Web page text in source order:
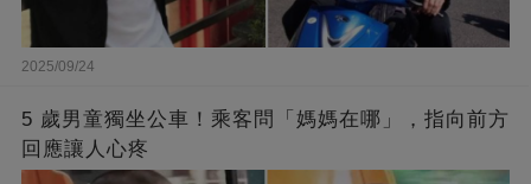
2025/09/24
5 歲男童獨坐公車！乘客問「媽媽在哪」，指向前方
回應讓人心疼